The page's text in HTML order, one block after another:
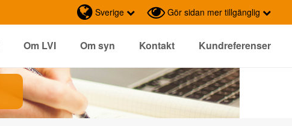
Sverige Gör sidan mer tillgänglig
Om LVI Om syn Kontakt
Kundreferenser